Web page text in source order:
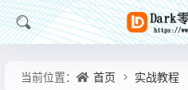
当前位置： 首页 实战教程